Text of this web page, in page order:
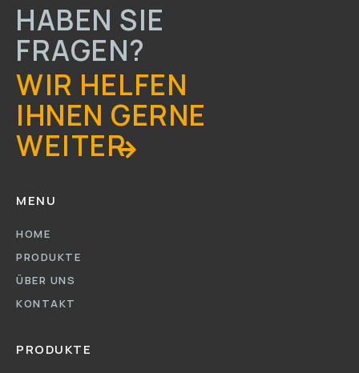
HABEN SIE
FRAGEN?
WIR HELFEN
IHNEN GERNE
WEITER
MENU
HOME
PRODUKTE
ÜBER UNS
KONTAKT
PRODUKTE